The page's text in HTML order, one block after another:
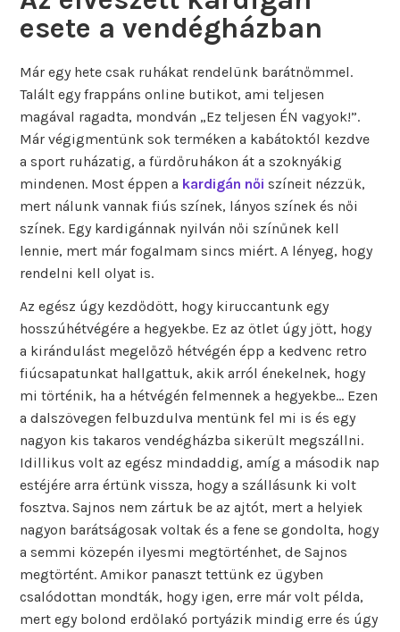
esete a vendégházban
Már egy hete csak ruhákat rendelünk barátnőmmel.
Talált egy frappáns online butikot, ami teljesen
magával ragadta, mondván „Ez teljesen ÉN vagyok!”.
Már végigmentünk sok terméken a kabátoktól kezdve
a sport ruházatig, a fürdőruhákon át a szoknyákig
mindenen. Most éppen a kardigán női színeit nézzük,
mert nálunk vannak fiús színek, lányos színek és női
színek. Egy kardigánnak nyilván női színűnek kell
lennie, mert már fogalmam sincs miért. A lényeg, hogy
rendelni kell olyat is.
Az egész úgy kezdődött, hogy kiruccantunk egy
hosszúhétvégére a hegyekbe. Ez az ötlet úgy jött, hogy
a kirándulást megelőző hétvégén épp a kedvenc retro
fiúcsapatunkat hallgattuk, akik arról énekelnek, hogy
mi történik, ha a hétvégén felmennek a hegyekbe… Ezen
a dalszövegen felbuzdulva mentünk fel mi is és egy
nagyon kis takaros vendégházba sikerült megszállni.
Idillikus volt az egész mindaddig, amíg a második nap
estéjére arra értünk vissza, hogy a szállásunk ki volt
fosztva. Sajnos nem zártuk be az ajtót, mert a helyiek
nagyon barátságosak voltak és a fene se gondolta, hogy
a semmi közepén ilyesmi megtörténhet, de Sajnos
megtörtént. Amikor panaszt tettünk ez ügyben
csalódottan mondták, hogy igen, erre már volt példa,
mert egy bolond erdőlakó portyázik mindig erre és úgy